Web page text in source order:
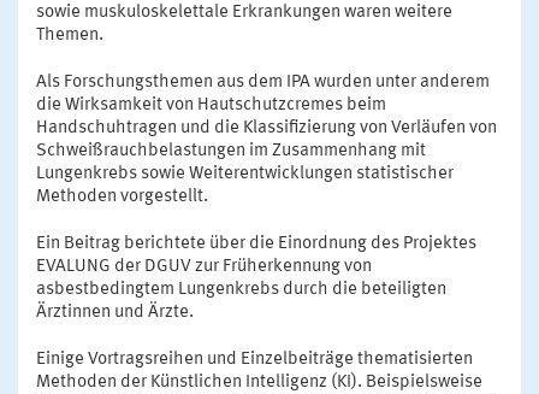
sowie muskuloskelettale Erkrankungen waren weitere
Themen.
Als Forschungsthemen aus dem IPA wurden unter anderem
die Wirksamkeit von Hautschutzcremes beim
Handschuhtragen und die Klassifizierung von Verläufen von
Schweißrauchbelastungen im Zusammenhang mit
Lungenkrebs sowie Weiterentwicklungen statistischer
Methoden vorgestellt.
Ein Beitrag berichtete über die Einordnung des Projektes
EVALUNG der DGUV zur Früherkennung von
asbestbedingtem Lungenkrebs durch die beteiligten
Ärztinnen und Ärzte.
Einige Vortragsreihen und Einzelbeiträge thematisierten
Methoden der Künstlichen Intelligenz (KI). Beispielsweise